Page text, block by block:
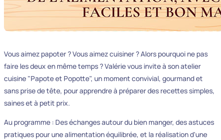
Vous aimez papoter ? Vous aimez cuisiner ? Alors pourquoi ne pas
faire les deux en même temps ? Valérie vous invite à son atelier
cuisine "Papote et Popotte", un moment convivial, gourmand et
sans prise de tête, pour apprendre à préparer des recettes simples,
saines et à petit prix.
Au programme : Des échanges autour du bien manger, des astuces
pratiques pour une alimentation équilibrée, et la réalisation d'une